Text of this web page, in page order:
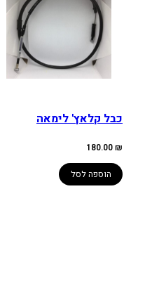
כבל קלאץ' לימאה
180.00₪
הוספה לסל